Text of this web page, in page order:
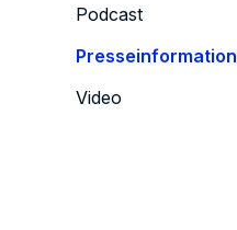
Podcast
Presseinformation
Video